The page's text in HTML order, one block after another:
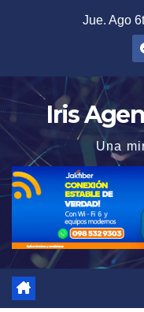
Jue. Ago
Iris
Una